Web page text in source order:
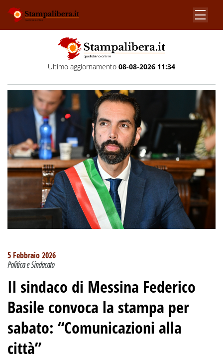
Ultimo aggiornamento 08-08-2026 11:34
5 Febbraio 2026
Politica e Sindacato
Il sindaco di Messina Federico
Basile convoca la stampa per
sabato: “Comunicazioni alla
città”